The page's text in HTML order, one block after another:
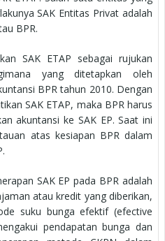
SAK Entitas Privat adalah
BPR.
SAK ETAP sebagai rujukan
yang ditetapkan oleh
BPR tahun 2010. Dengan
SAK ETAP, maka BPR harus
akuntansi ke SAK EP. Saat ini
atas kesiapan BPR dalam
SAK EP pada BPR adalah
atau kredit yang diberikan,
suku bunga efektif (efective
pendapatan bunga dan